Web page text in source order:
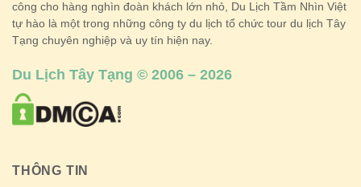
Với gần 20 năm kinh nghiệm hoạt động, đã từng tổ chức thành
công cho hàng nghìn đoàn khách lớn nhỏ, Du Lịch Tầm Nhìn Việt
Tạng chuyên nghiệp và uy tín hiện nay.
Du Lịch Tây Tạng © 2006 – 2026